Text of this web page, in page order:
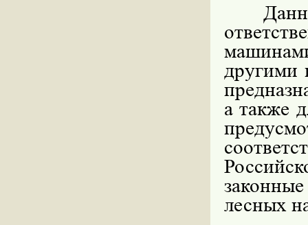
другими
а также
лесных